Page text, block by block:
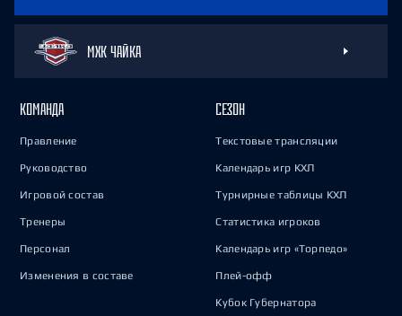
МХК ЧАЙКА
КОМАНДА
Правление
Руководство
Игровой состав
Тренеры
Персонал
Изменения в составе
СЕЗОН
Текстовые трансляции
Календарь игр КХЛ
Турнирные таблицы КХЛ
Статистика игроков
Календарь игр «Торпедо»
Плей-офф
Кубок Губернатора